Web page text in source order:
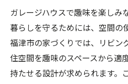
ガレージハウスで趣味を楽しみ
暮らしを守るためには、空間の
福津市の家づくりでは、リビン
住空間を趣味のスペースから適
持たせる設計が求められます。